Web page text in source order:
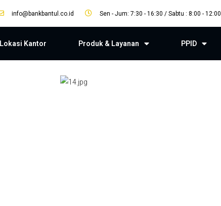
info@bankbantul.co.id Sen - Jum: 7:30 - 16:30 / Sabtu : 8:00 - 12:00
Lokasi Kantor Produk & Layanan PPID